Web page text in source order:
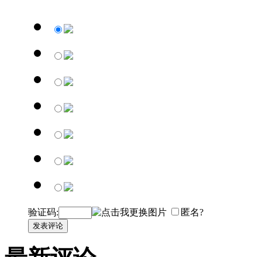
验证码: 匿名?
发表评论